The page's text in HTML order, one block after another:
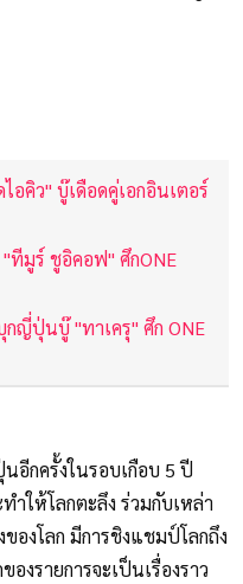
อคิว" บู๊เดือดคู่เอกอินเตอร์
ทีมูร์ ชูอิคอฟ" ศึกONE
ญี่ปุ่นบู๊ "ทาเครุ" ศึก ONE
อีกครั้งในรอบเกือบ 5 ปี
ให้โลกตะลึง ร่วมกับเหล่า
องโลก มีการชิงแชมป์โลกถึง
งรายการจะเป็นเรื่องราว